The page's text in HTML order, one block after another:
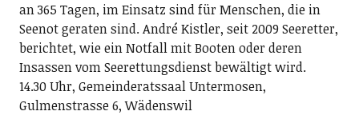
an 365 Tagen, im Einsatz sind für Menschen, die in
Seenot geraten sind. André Kistler, seit 2009 Seeretter,
berichtet, wie ein Notfall mit Booten oder deren
Insassen vom Seerettungsdienst bewältigt wird.
14.30 Uhr, Gemeinderatssaal Untermosen,
Gulmenstrasse 6, Wädenswil